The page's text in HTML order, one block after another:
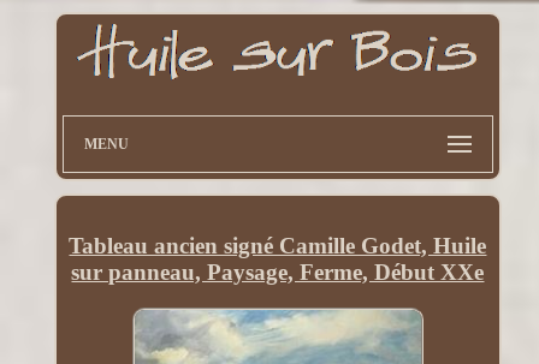
MENU
Tableau ancien signé Camille Godet, Huile
sur panneau, Paysage, Ferme, Début XXe